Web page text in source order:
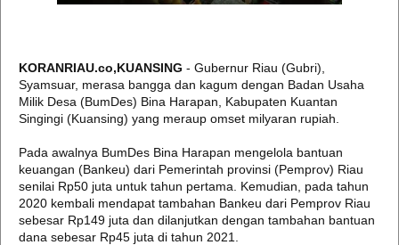
KORANRIAU.co,KUANSING - Gubernur Riau (Gubri),
Syamsuar, merasa bangga dan kagum dengan Badan Usaha
Milik Desa (BumDes) Bina Harapan, Kabupaten Kuantan
Singingi (Kuansing) yang meraup omset milyaran rupiah.
Pada awalnya BumDes Bina Harapan mengelola bantuan
keuangan (Bankeu) dari Pemerintah provinsi (Pemprov) Riau
senilai Rp50 juta untuk tahun pertama. Kemudian, pada tahun
2020 kembali mendapat tambahan Bankeu dari Pemprov Riau
sebesar Rp149 juta dan dilanjutkan dengan tambahan bantuan
dana sebesar Rp45 juta di tahun 2021.